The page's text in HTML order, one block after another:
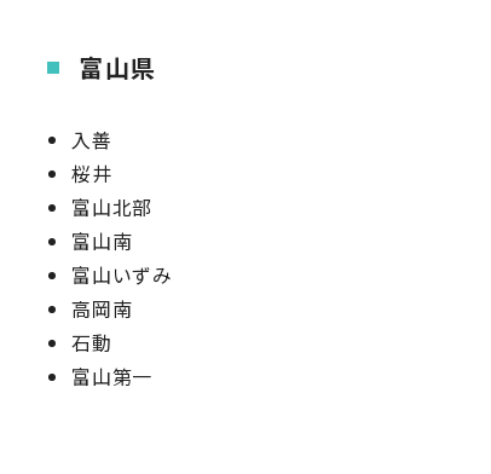
富山県
入善
桜井
富山北部
富山南
富山いずみ
高岡南
石動
富山第一